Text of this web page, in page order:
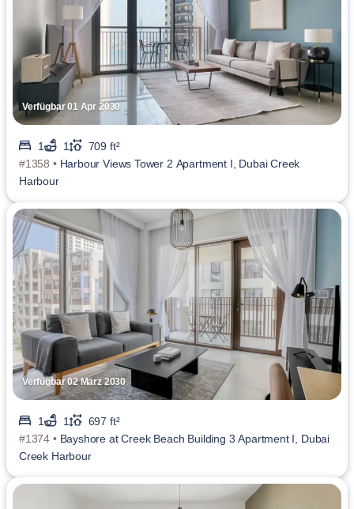
Verfügbar 01 Apr 2030
1 1
709 ft²
#1358 • Harbour Views Tower 2 Apartment I, Dubai Creek
Harbour
Verfügbar 02 März 2030
1 1
697 ft²
#1374 • Bayshore at Creek Beach Building 3 Apartment I, Dubai
Creek Harbour